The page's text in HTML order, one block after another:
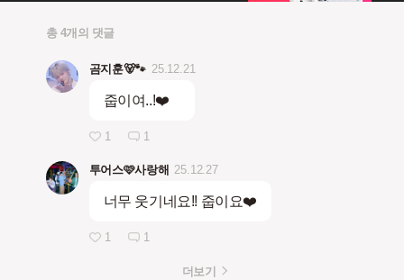
총 4개의 댓글
곰지훈🐻🐾 25.12.21
줍이여..!❤️
1 1
투어스🩷사랑해 25.12.27
너무 웃기네요!! 줍이요❤️
1 1
더보기